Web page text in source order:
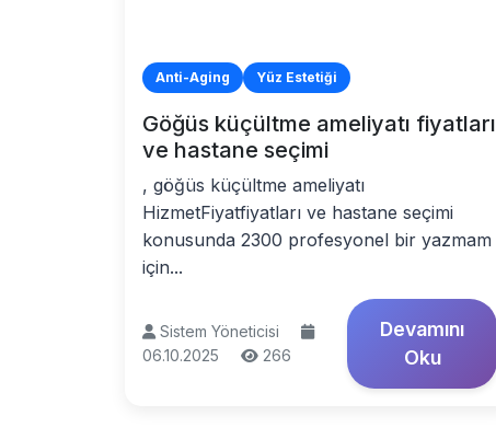
Anti-Aging Yüz Estetiği
Göğüs küçültme ameliyatı fiyatları
ve hastane seçimi
, göğüs küçültme ameliyatı
HizmetFiyatfiyatları ve hastane seçimi
konusunda 2300 profesyonel bir yazmam
için...
Sistem Yöneticisi
06.10.2025
266
Devamını
Oku